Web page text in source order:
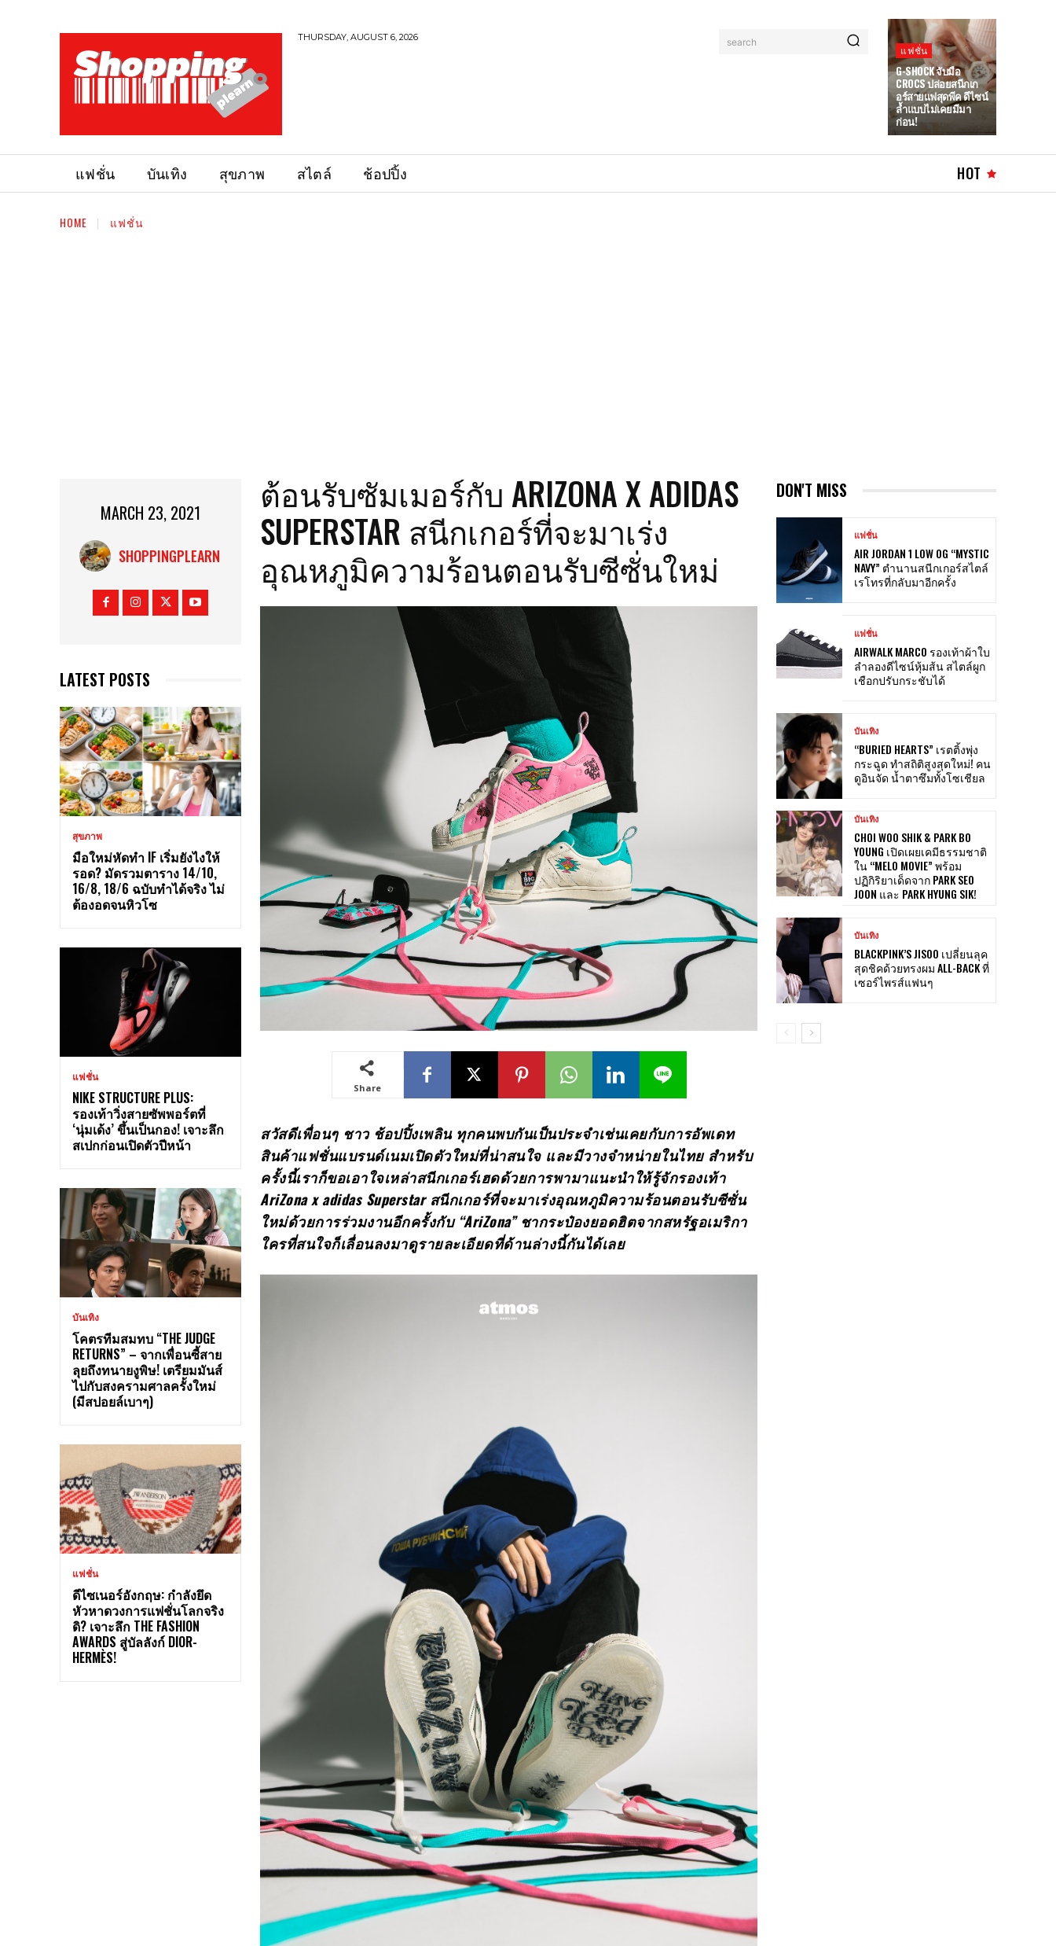
THURSDAY, AUGUST 6, 2026 search
แฟชั่น
G-SHOCK จับมือ
CROCS ปล่อยสนีกเก
อร์สายแฟสุดพีค ดีไซน์
ล้ำแบบไม่เคยมีมา
ก่อน!
แฟชั่น บันเทิง สุขภาพ สไตล์ ช้อปปิ้ง HOT
HOME แฟชั่น
MARCH 23, 2021
SHOPPINGPLEARN
LATEST POSTS
สุขภาพ
มือใหม่หัดทำ IF เริ่มยังไงให้
รอด? มัดรวมตาราง 14/10,
16/8, 18/6 ฉบับทำได้จริง ไม่
ต้องอดจนหิวโซ
แฟชั่น
NIKE STRUCTURE PLUS:
รองเท้าวิ่งสายซัพพอร์ตที่
‘นุ่มเด้ง’ ขึ้นเป็นกอง! เจาะลึก
สเปกก่อนเปิดตัวปีหน้า
บันเทิง
โคตรทีมสมทบ “THE JUDGE
RETURNS” – จากเพื่อนซี้สาย
ลุยถึงทนายงูพิษ! เตรียมมันส์
ไปกับสงครามศาลครั้งใหม่
(มีสปอยล์เบาๆ)
แฟชั่น
ดีไซเนอร์อังกฤษ: กำลังยึด
หัวหาดวงการแฟชั่นโลกจริง
ดิ? เจาะลึก THE FASHION
AWARDS สู่บัลลังก์ DIOR-
HERMÈS!
ต้อนรับซัมเมอร์กับ ARIZONA X ADIDAS
SUPERSTAR สนีกเกอร์ที่จะมาเร่ง
อุณหภูมิความร้อนตอนรับซีซั่นใหม่
Share
สวัสดีเพื่อนๆ ชาว ช้อปปิ้งเพลิน ทุกคนพบกันเป็นประจำเช่นเคยกับการอัพเดท
สินค้าแฟชั่นแบรนด์เนมเปิดตัวใหม่ที่น่าสนใจ และมีวางจำหน่ายในไทย สำหรับ
ครั้งนี้เราก็ขอเอาใจเหล่าสนีกเกอร์เฮดด้วยการพามาแนะนำให้รู้จักรองเท้า
AriZona x adidas Superstar สนีกเกอร์ที่จะมาเร่งอุณหภูมิความร้อนตอนรับซีซั่น
ใหม่ด้วยการร่วมงานอีกครั้งกับ “AriZona” ชากระป๋องยอดฮิตจากสหรัฐอเมริกา
ใครที่สนใจก็เลื่อนลงมาดูรายละเอียดที่ด้านล่างนี้กันได้เลย
DON'T MISS
แฟชั่น
AIR JORDAN 1 LOW OG “MYSTIC
NAVY” ตำนานสนีกเกอร์สไตล์
เรโทรที่กลับมาอีกครั้ง
แฟชั่น
AIRWALK MARCO รองเท้าผ้าใบ
ลำลองดีไซน์หุ้มส้น สไตล์ผูก
เชือกปรับกระชับได้
บันเทิง
“BURIED HEARTS” เรตติ้งพุ่ง
กระฉูด ทำสถิติสูงสุดใหม่! คน
ดูอินจัด น้ำตาซึมทั้งโซเชียล
บันเทิง
CHOI WOO SHIK & PARK BO
YOUNG เปิดเผยเคมีธรรมชาติ
ใน “MELO MOVIE” พร้อม
ปฏิกิริยาเด็ดจาก PARK SEO
JOON และ PARK HYUNG SIK!
บันเทิง
BLACKPINK’S JISOO เปลี่ยนลุค
สุดชิคด้วยทรงผม ALL-BACK ที่
เซอร์ไพรส์แฟนๆ